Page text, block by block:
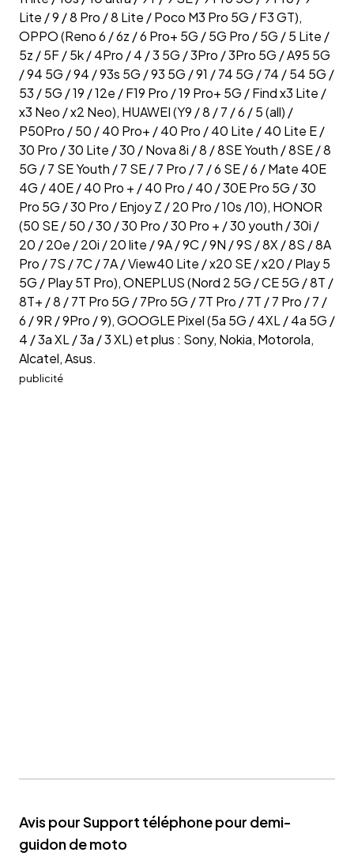
Lite / 9 / 8 Pro / 8 Lite / Poco M3 Pro 5G / F3 GT),
OPPO (Reno 6 / 6z / 6 Pro+ 5G / 5G Pro / 5G / 5 Lite /
5z / 5F / 5k / 4Pro / 4 / 3 5G / 3Pro / 3Pro 5G / A95 5G
/ 94 5G / 94 / 93s 5G / 93 5G / 91 / 74 5G / 74 / 54 5G /
53 / 5G / 19 / 12e / F19 Pro / 19 Pro+ 5G / Find x3 Lite /
x3 Neo / x2 Neo), HUAWEI (Y9 / 8 / 7 / 6 / 5 (all) /
P50Pro / 50 / 40 Pro+ / 40 Pro / 40 Lite / 40 Lite E /
30 Pro / 30 Lite / 30 / Nova 8i / 8 / 8SE Youth / 8SE / 8
5G / 7 SE Youth / 7 SE / 7 Pro / 7 / 6 SE / 6 / Mate 40E
4G / 40E / 40 Pro + / 40 Pro / 40 / 30E Pro 5G / 30
Pro 5G / 30 Pro / Enjoy Z / 20 Pro / 10s /10), HONOR
(50 SE / 50 / 30 / 30 Pro / 30 Pro + / 30 youth / 30i /
20 / 20e / 20i / 20 lite / 9A / 9C / 9N / 9S / 8X / 8S / 8A
Pro / 7S / 7C / 7A / View40 Lite / x20 SE / x20 / Play 5
5G / Play 5T Pro), ONEPLUS (Nord 2 5G / CE 5G / 8T /
8T+ / 8 / 7T Pro 5G / 7Pro 5G / 7T Pro / 7T / 7 Pro / 7 /
6 / 9R / 9Pro / 9), GOOGLE Pixel (5a 5G / 4XL / 4a 5G /
4 / 3a XL / 3a / 3 XL) et plus : Sony, Nokia, Motorola,
Alcatel, Asus.
publicité
Avis pour Support téléphone pour demi-
guidon de moto